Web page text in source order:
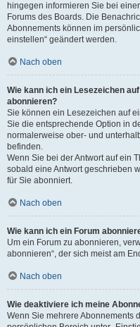
hingegen informieren Sie bei
Forums des Boards. Die
Abonnements können im
einstellen“ geändert werden.
Nach oben
Wie kann ich ein Lesezeichen
abonnieren?
Sie können ein Lesezeichen auf
Sie die entsprechende Option in
normalerweise ober- und
befinden.
Wenn Sie bei der Antwort auf ein
sobald eine Antwort geschrieben
für Sie abonniert.
Nach oben
Wie kann ich ein Forum
Um ein Forum zu abonnieren,
abonnieren“, der sich meist am
Nach oben
Wie deaktiviere ich meine
Wenn Sie mehrere Abonnements